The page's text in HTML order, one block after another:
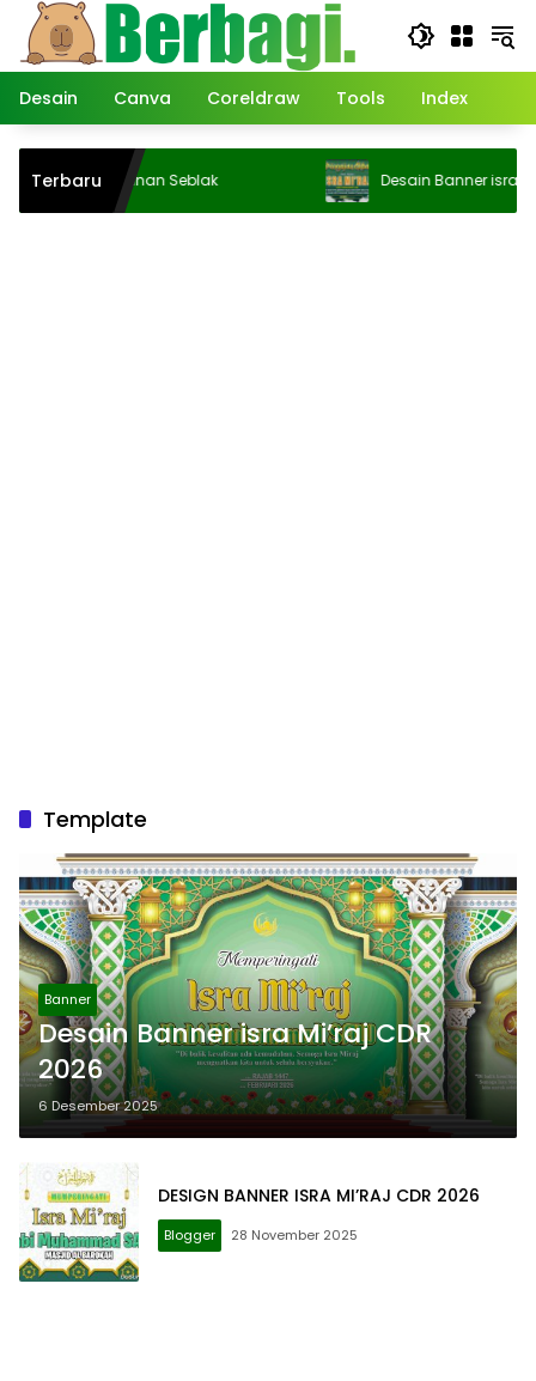
Langsung
konten
Desain
Canva Coreldraw Tools Index
Terbaru
Pesanan Seblak Desain Banner isra Mi’raj
Template
Banner
Desain Banner isra Mi’raj CDR
2026
6 Desember 2025
DESIGN BANNER ISRA MI’RAJ CDR 2026
Blogger 28 November 2025